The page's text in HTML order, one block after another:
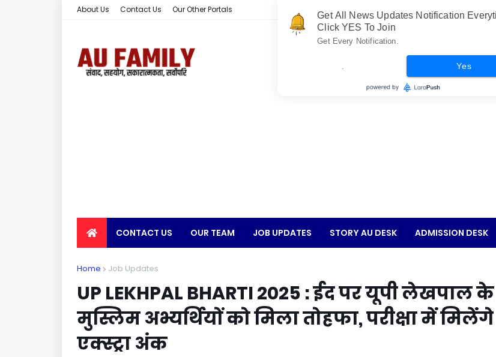
About Us Contact Us Our Other Portals
CONTACT US OUR TEAM JOB UPDATES STORY AU DESK ADMISSION DESK
EARN MONEY
Home Job Updates
UP LEKHPAL BHARTI 2025 : ईद पर यूपी लेखपाल के
मुस्लिम अभ्यर्थियों को मिला तोहफा, परीक्षा में मिलेंगे
एक्स्ट्रा अंक
Get All News Updates Notification
Click YES To Join
Get Every Notification.
Yes